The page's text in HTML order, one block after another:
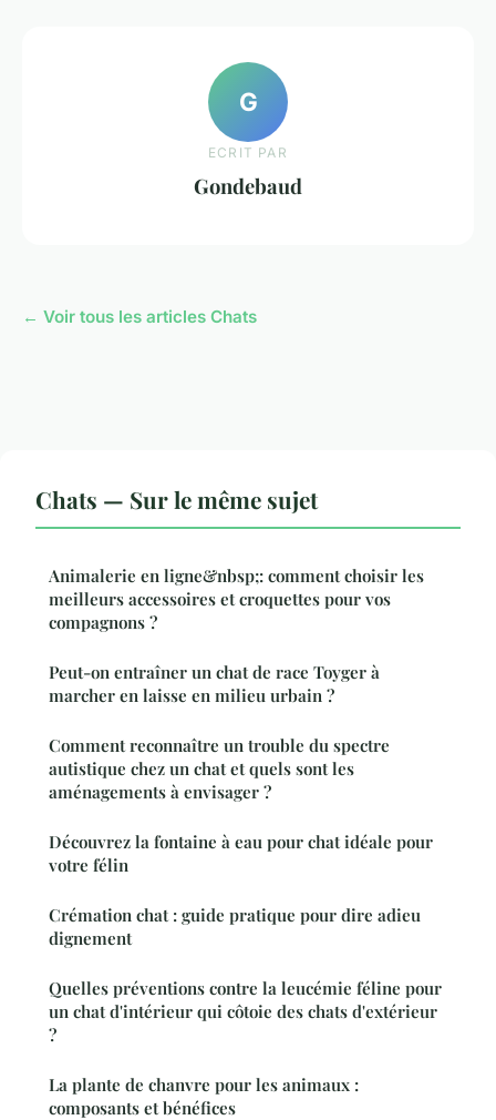
G
ECRIT PAR
Gondebaud
← Voir tous les articles Chats
Chats — Sur le même sujet
Animalerie en ligne&nbsp;: comment choisir les
meilleurs accessoires et croquettes pour vos
compagnons ?
Peut-on entraîner un chat de race Toyger à
marcher en laisse en milieu urbain ?
Comment reconnaître un trouble du spectre
autistique chez un chat et quels sont les
aménagements à envisager ?
Découvrez la fontaine à eau pour chat idéale pour
votre félin
Crémation chat : guide pratique pour dire adieu
dignement
Quelles préventions contre la leucémie féline pour
un chat d'intérieur qui côtoie des chats d'extérieur
?
La plante de chanvre pour les animaux :
composants et bénéfices